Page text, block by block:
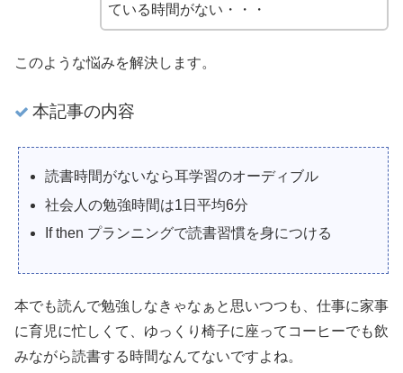
ている時間がない・・・
このような悩みを解決します。
本記事の内容
読書時間がないなら耳学習のオーディブル
社会人の勉強時間は1日平均6分
If then プランニングで読書習慣を身につける
本でも読んで勉強しなきゃなぁと思いつつも、仕事に家事
に育児に忙しくて、ゆっくり椅子に座ってコーヒーでも飲
みながら読書する時間なんてないですよね。